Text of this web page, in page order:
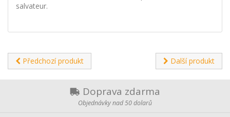
salvateur.
Předchozí produkt Další produkt
Doprava zdarma
Objednávky nad 50 dolarů